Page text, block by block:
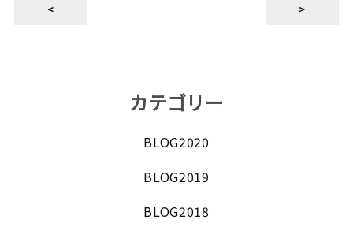
< >
カテゴリー
BLOG2020
BLOG2019
BLOG2018